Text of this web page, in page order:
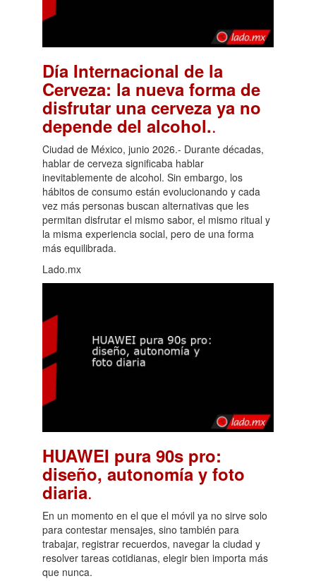
Día Internacional de la
Cerveza: la nueva forma de
disfrutar una cerveza ya no
depende del alcohol..
Ciudad de México, junio 2026.- Durante décadas,
hablar de cerveza significaba hablar
inevitablemente de alcohol. Sin embargo, los
hábitos de consumo están evolucionando y cada
vez más personas buscan alternativas que les
permitan disfrutar el mismo sabor, el mismo ritual y
la misma experiencia social, pero de una forma
más equilibrada.
Lado.mx
HUAWEI pura 90s pro:
diseño, autonomía y foto
diaria.
En un momento en el que el móvil ya no sirve solo
para contestar mensajes, sino también para
trabajar, registrar recuerdos, navegar la ciudad y
resolver tareas cotidianas, elegir bien importa más
que nunca.